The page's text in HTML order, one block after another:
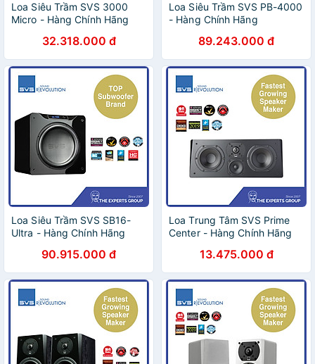
Loa Siêu Trầm SVS 3000
Micro - Hàng Chính Hãng
32.318.000 đ
Loa Siêu Trầm SVS PB-4000
- Hàng Chính Hãng
89.243.000 đ
Loa Siêu Trầm SVS SB16-
Ultra - Hàng Chính Hãng
90.915.000 đ
Loa Trung Tâm SVS Prime
Center - Hàng Chính Hãng
13.475.000 đ